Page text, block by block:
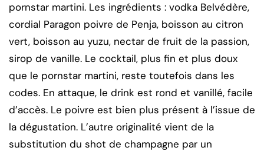
pornstar martini. Les ingrédients : vodka Belvédère,
cordial Paragon poivre de Penja, boisson au citron
vert, boisson au yuzu, nectar de fruit de la passion,
sirop de vanille. Le cocktail, plus fin et plus doux
que le pornstar martini, reste toutefois dans les
codes. En attaque, le drink est rond et vanillé, facile
d’accès. Le poivre est bien plus présent à l’issue de
la dégustation. L’autre originalité vient de la
substitution du shot de champagne par un